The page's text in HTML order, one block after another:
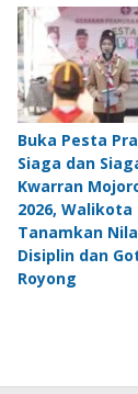
Buka Pesta Pra
Siaga dan
Kwarran
2026, Walikota
Tanamkan
Disiplin dan
Royong